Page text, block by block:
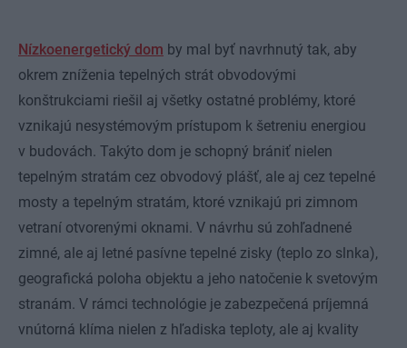
Nízkoenergetický dom by mal byť navrhnutý tak, aby
okrem zníženia tepelných strát obvodovými
konštrukciami riešil aj všetky ostatné problémy, ktoré
vznikajú nesystémovým prístupom k šetreniu energiou
v budovách. Takýto dom je schopný brániť nielen
tepelným stratám cez obvodový plášť, ale aj cez tepelné
mosty a tepelným stratám, ktoré vznikajú pri zimnom
vetraní otvorenými oknami. V návrhu sú zohľadnené
zimné, ale aj letné pasívne tepelné zisky (teplo zo slnka),
geografická poloha objektu a jeho natočenie k svetovým
stranám. V rámci technológie je zabezpečená príjemná
vnútorná klíma nielen z hľadiska teploty, ale aj kvality